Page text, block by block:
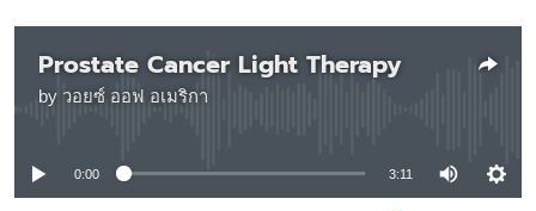
Prostate Cancer Light Therapy
by วอยซ์ ออฟ อเมริกา
No media source currently available
0:00 3:11